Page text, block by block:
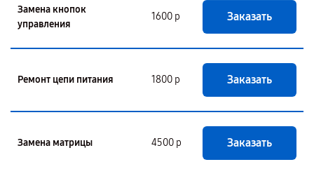
Замена кнопок
управления
1600 р Заказать
Ремонт цепи питания 1800 р Заказать
Замена матрицы 4500 р Заказать